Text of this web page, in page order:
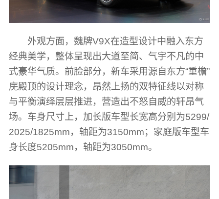
外观方面，魏牌V9X在造型设计中融入东方
经典美学，整体呈现出大道至简、气宇不凡的中
式豪华气质。前脸部分，新车采用源自东方“重檐”
庑殿顶的设计理念，昂然上扬的双特征线以对称
与平衡演绎层层推进，营造出不怒自威的轩昂气
场。车身尺寸上，加长版车型长宽高分别为5299/
2025/1825mm，轴距为3150mm；家庭版车型车
身长度5205mm，轴距为3050mm。